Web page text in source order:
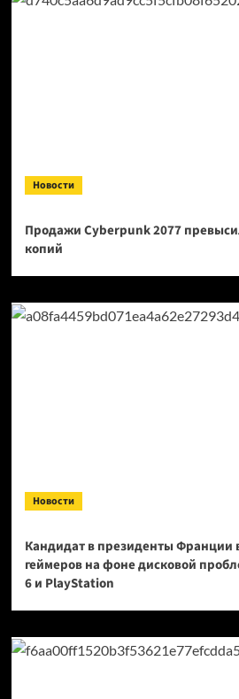
Новости
Продажи Cyberpunk 2077
копий
Новости
Кандидат в президенты Франции
геймеров на фоне дисковой
6 и PlayStation